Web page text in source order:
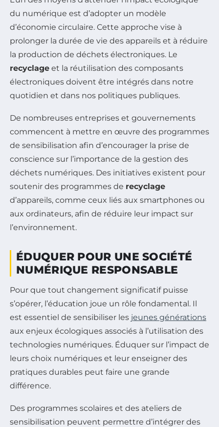
du numérique est d’adopter un modèle
d’économie circulaire. Cette approche vise à
prolonger la durée de vie des appareils et à réduire
la production de déchets électroniques. Le
recyclage et la réutilisation des composants
électroniques doivent être intégrés dans notre
quotidien et dans nos politiques publiques.
De nombreuses entreprises et gouvernements
commencent à mettre en œuvre des programmes
de sensibilisation afin d’encourager la prise de
conscience sur l’importance de la gestion des
déchets numériques. Des initiatives existent pour
soutenir des programmes de recyclage
d’appareils, comme ceux liés aux smartphones ou
aux ordinateurs, afin de réduire leur impact sur
l’environnement.
ÉDUQUER POUR UNE SOCIÉTÉ
NUMÉRIQUE RESPONSABLE
Pour que tout changement significatif puisse
s’opérer, l’éducation joue un rôle fondamental. Il
est essentiel de sensibiliser les jeunes générations
aux enjeux écologiques associés à l’utilisation des
technologies numériques. Éduquer sur l’impact de
leurs choix numériques et leur enseigner des
pratiques durables peut faire une grande
différence.
Des programmes scolaires et des ateliers de
sensibilisation peuvent permettre d’intégrer des